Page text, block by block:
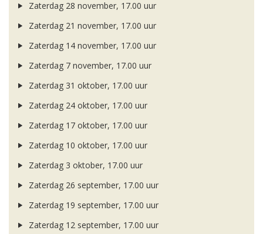
Zaterdag 28 november, 17.00 uur
Zaterdag 21 november, 17.00 uur
Zaterdag 14 november, 17.00 uur
Zaterdag 7 november, 17.00 uur
Zaterdag 31 oktober, 17.00 uur
Zaterdag 24 oktober, 17.00 uur
Zaterdag 17 oktober, 17.00 uur
Zaterdag 10 oktober, 17.00 uur
Zaterdag 3 oktober, 17.00 uur
Zaterdag 26 september, 17.00 uur
Zaterdag 19 september, 17.00 uur
Zaterdag 12 september, 17.00 uur